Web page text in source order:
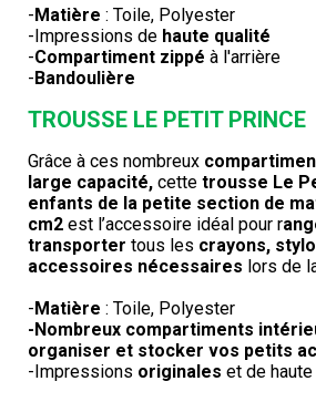
-Matière : Toile, Polyester
-Impressions de haute qualité
-Compartiment zippé à l'arrière
-Bandoulière
TROUSSE LE PETIT PRINCE
Grâce à ces nombreux
large capacité, cette trousse Le
enfants de la petite section de
cm2 est l’accessoire idéal pour r
transporter tous les crayons,
accessoires nécessaires lors de
-Matière : Toile, Polyester
-Nombreux compartiments
organiser et stocker vos petits
-Impressions originales et de